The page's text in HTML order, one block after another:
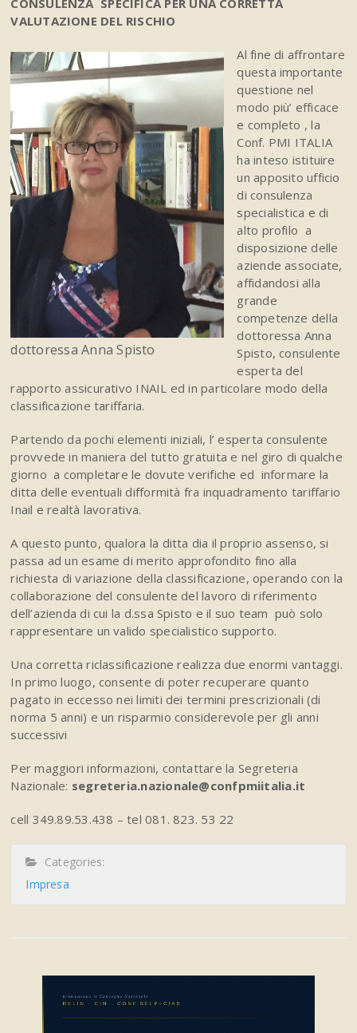
CONSULENZA SPECIFICA PER UNA CORRETTA
VALUTAZIONE DEL RISCHIO
dottoressa Anna Spisto
Al fine di affrontare
questa importante
questione nel
modo più’ efficace
e completo , la
Conf. PMI ITALIA
ha inteso istituire
un apposito ufficio
di consulenza
specialistica e di
alto profilo a
disposizione delle
aziende associate,
affidandosi alla
grande
competenze della
dottoressa Anna
Spisto, consulente
esperta del
rapporto assicurativo INAIL ed in particolare modo della
classificazione tariffaria.
Partendo da pochi elementi iniziali, l’ esperta consulente
provvede in maniera del tutto gratuita e nel giro di qualche
giorno a completare le dovute verifiche ed informare la
ditta delle eventuali difformità fra inquadramento tariffario
Inail e realtà lavorativa.
A questo punto, qualora la ditta dia il proprio assenso, si
passa ad un esame di merito approfondito fino alla
richiesta di variazione della classificazione, operando con la
collaborazione del consulente del lavoro di riferimento
dell’azienda di cui la d.ssa Spisto e il suo team può solo
rappresentare un valido specialistico supporto.
Una corretta riclassificazione realizza due enormi vantaggi.
In primo luogo, consente di poter recuperare quanto
pagato in eccesso nei limiti dei termini prescrizionali (di
norma 5 anni) e un risparmio considerevole per gli anni
successivi
Per maggiori informazioni, contattare la Segreteria
Nazionale: segreteria.nazionale@confpmiitalia.it
cell 349.89.53.438 – tel 081. 823. 53 22
Categories:
Impresa